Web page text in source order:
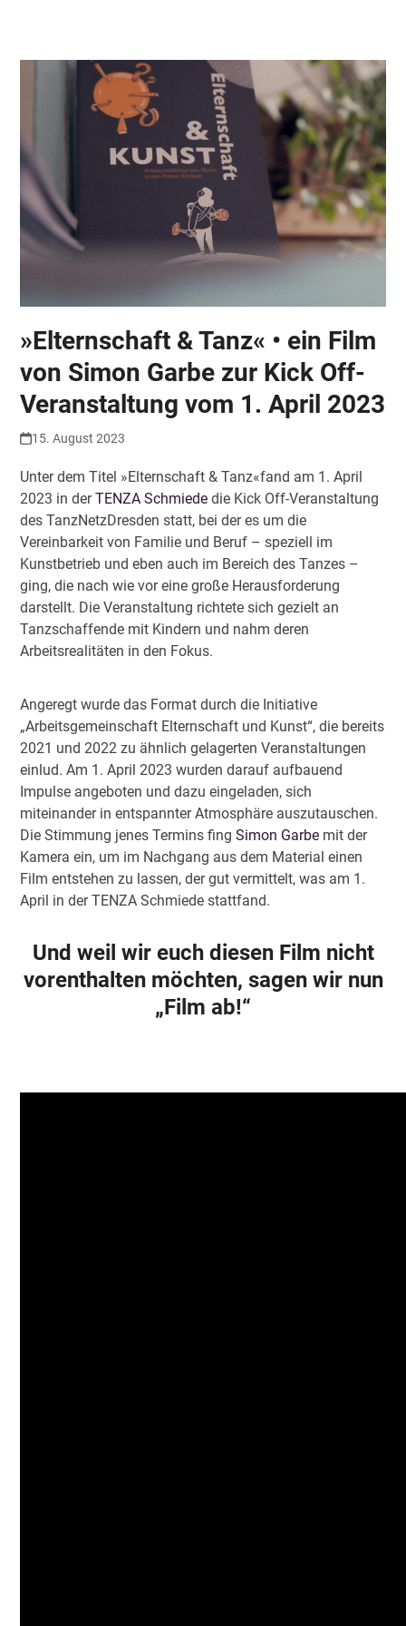
menu
menu
»Elternschaft & Tanz« • ein Film
von Simon Garbe zur Kick Off-
Veranstaltung vom 1. April 2023
15. August 2023
Unter dem Titel »Elternschaft & Tanz«fand am 1. April
2023 in derTENZA Schmiede die Kick Off-Veranstaltung
des TanzNetzDresden statt, bei der es um die
Vereinbarkeit von Familie und Beruf – speziell im
Kunstbetrieb und eben auch im Bereich des Tanzes –
ging, die nach wie vor eine große Herausforderung
darstellt. Die Veranstaltung richtete sich gezielt an
Tanzschaffende mit Kindern und nahm deren
Arbeitsrealitäten in den Fokus.
Angeregt wurde das Format durch die Initiative
„Arbeitsgemeinschaft Elternschaft und Kunst“, die bereits
2021 und 2022 zu ähnlich gelagerten Veranstaltungen
einlud. Am 1. April 2023 wurden darauf aufbauend
Impulse angeboten und dazu eingeladen, sich
miteinander in entspannter Atmosphäre auszutauschen.
Die Stimmung jenes Termins fingSimon Garbe mit der
Kamera ein, um im Nachgang aus dem Material einen
Film entstehen zu lassen, der gut vermittelt, was am 1.
April in der TENZA Schmiede stattfand.
Und weil wir euch diesen Film nicht
vorenthalten möchten, sagen wir nun
„Film ab!“